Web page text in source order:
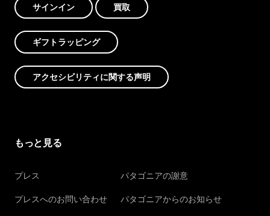
サインイン 買取
ギフトラッピング
アクセシビリティに関する声明
もっと見る
プレス
プレスへのお問い合わせ
パタゴニアの謝意
パタゴニアからのお知らせ